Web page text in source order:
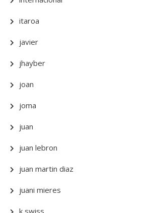
itaroa
javier
jhayber
joan
joma
juan
juan lebron
juan martin diaz
juani mieres
k swiss